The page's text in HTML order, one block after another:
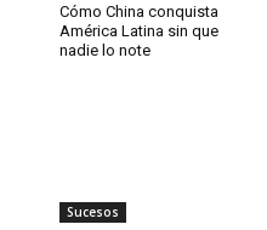
Cómo China conquista
América Latina sin que
nadie lo note
Sucesos